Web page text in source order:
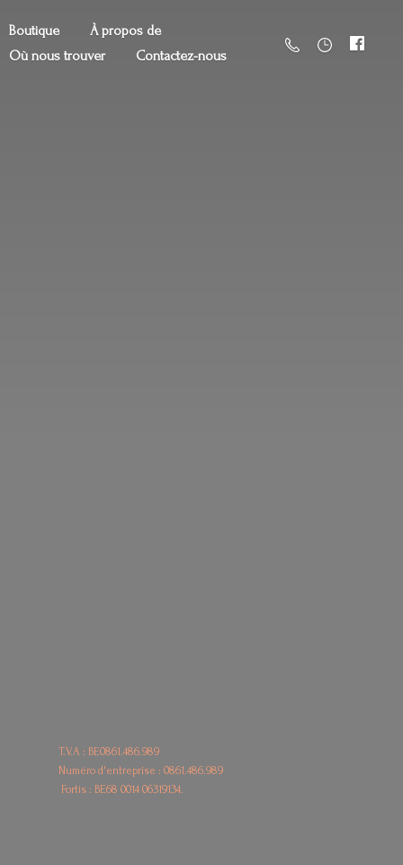
Boutique
À propos de
Où nous trouver
Contactez-nous
T.V.A : BE0861.486.989
Numéro d'entreprise : 0861.486.989
Fortis : BE680014 06319134.